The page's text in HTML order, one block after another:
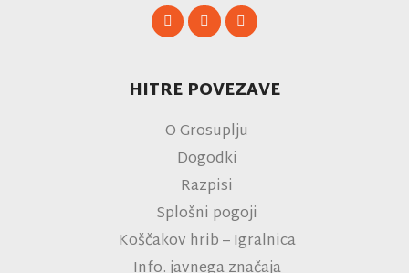
HITRE POVEZAVE
O Grosuplju
Dogodki
Razpisi
Splošni pogoji
Koščakov hrib – Igralnica